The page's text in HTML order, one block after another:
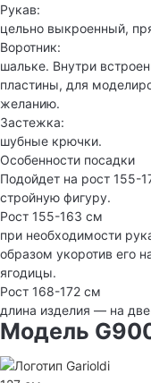
Рукав:
цельно выкроенный,
Воротник:
шальке. Внутри
пластины, для
желанию.
Застежка:
шубные крючки.
Особенности посадки
Подойдет на рост 155-
стройную фигуру.
Рост 155-163 см
при необходимости
образом укоротив его
ягодицы.
Рост 168-172 см
длина изделия — на
Модель